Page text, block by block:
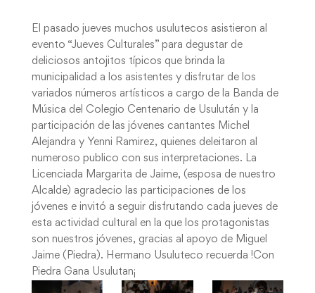
El pasado jueves muchos usulutecos asistieron al
evento “Jueves Culturales” para degustar de
deliciosos antojitos típicos que brinda la
municipalidad a los asistentes y disfrutar de los
variados números artísticos a cargo de la Banda de
Música del Colegio Centenario de Usulután y la
participación de las jóvenes cantantes Michel
Alejandra y Yenni Ramirez, quienes deleitaron al
numeroso publico con sus interpretaciones. La
Licenciada Margarita de Jaime, (esposa de nuestro
Alcalde) agradecio las participaciones de los
jóvenes e invitó a seguir disfrutando cada jueves de
esta actividad cultural en la que los protagonistas
son nuestros jóvenes, gracias al apoyo de Miguel
Jaime (Piedra). Hermano Usuluteco recuerda !Con
Piedra Gana Usulutan¡